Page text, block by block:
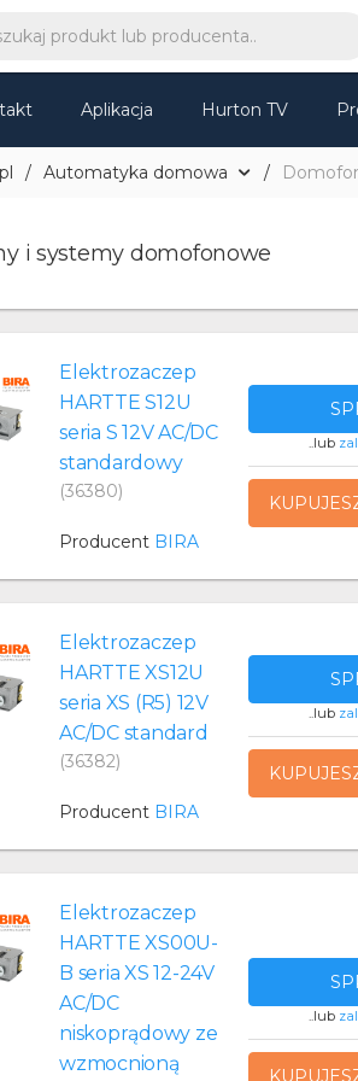
Aplikacja Hurton TV
Automatyka domowa
i systemy domofonowe
Elektrozaczep
HARTTE S12U
seria S 12V AC/DC
standardowy
(36380)
Producent BIRA
..lub
Elektrozaczep
HARTTE XS12U
seria XS (R5) 12V
AC/DC standard
(36382)
Producent BIRA
..lub
Elektrozaczep
HARTTE XS00U-
B seria XS 12-24V
AC/DC
niskoprądowy ze
wzmocnioną
..lub